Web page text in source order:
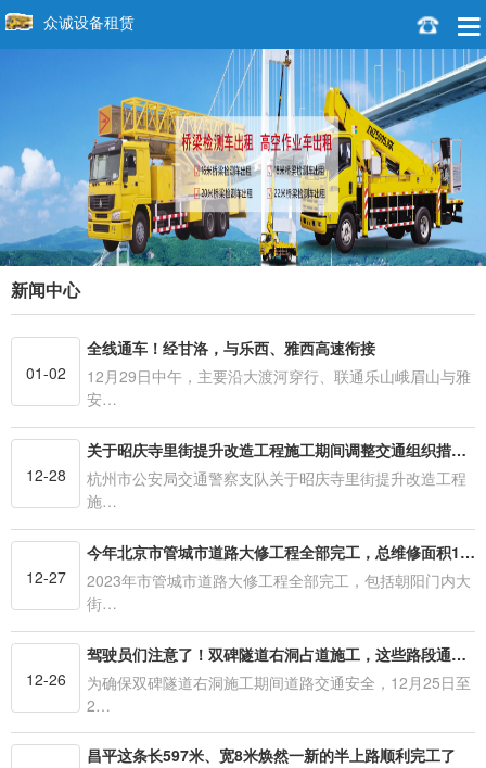
众诚设备租赁
新闻中心
01-02
全线通车！经甘洛，与乐西、雅西高速衔接
12月29日中午，主要沿大渡河穿行、联通乐山峨眉山与雅
安…
12-28
关于昭庆寺里街提升改造工程施工期间调整交通组织措施的通告
杭州市公安局交通警察支队关于昭庆寺里街提升改造工程
施…
12-27
今年北京市管城市道路大修工程全部完工，总维修面积151万平米
2023年市管城市道路大修工程全部完工，包括朝阳门内大
街…
12-26
驾驶员们注意了！双碑隧道右洞占道施工，这些路段通行有变化
为确保双碑隧道右洞施工期间道路交通安全，12月25日至
2…
昌平这条长597米、宽8米焕然一新的半上路顺利完工了